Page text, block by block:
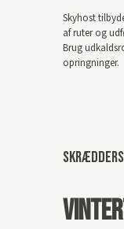
Skyhost
af ruter og
Brug
opringninger.